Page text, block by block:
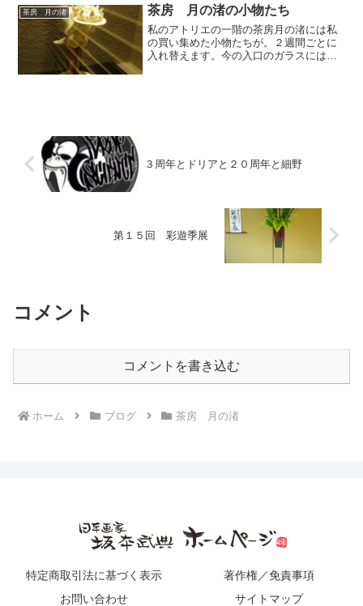
ヤ君がこだわりのメニューと...
茶房 月の渚 茶房 月の渚の小物たち
私のアトリエの一階の茶房月の渚には私
の買い集めた小物たちが。２週間ごとに
入れ替えます。今の入口のガラスにはケ
３周年とドリアと２０周年と細野
第１５回 彩遊季展
コメント
コメントを書き込む
ホーム ブログ 茶房 月の渚
特定商取引法に基づく表示
著作権／免責事項
お問い合わせ
サイトマップ